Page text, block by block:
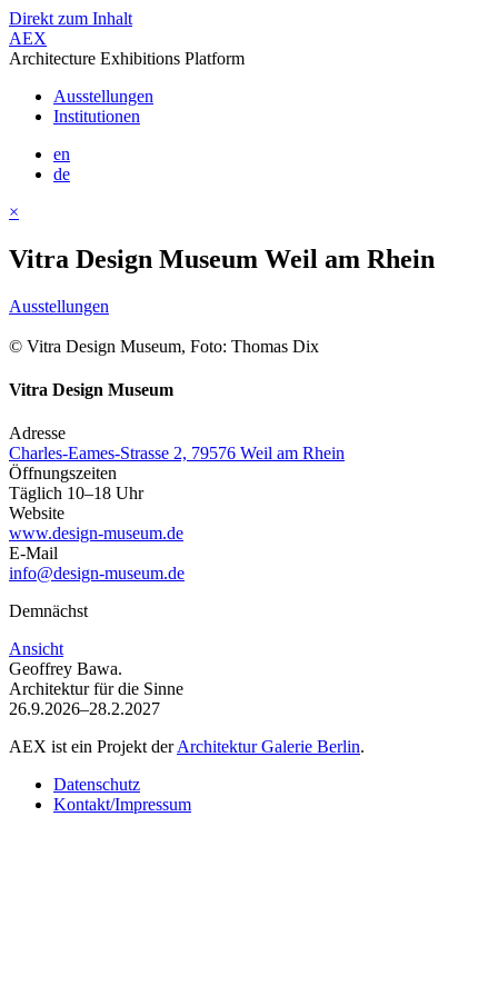
Direkt zum Inhalt
AEX
Architecture Exhibitions Platform
Ausstellungen
Institutionen
en
de
×
Vitra Design Museum Weil am Rhein
Ausstellungen
© Vitra Design Museum, Foto: Thomas Dix
Vitra Design Museum
Adresse
Charles-Eames-Strasse 2, 79576 Weil am Rhein
Öffnungszeiten
Täglich 10–18 Uhr
Website
www.design-museum.de
E-Mail
info@design-museum.de
Demnächst
Ansicht
Geoffrey Bawa.
Architektur für die Sinne
26.9.2026–28.2.2027
AEX ist ein Projekt derArchitektur Galerie Berlin.
Datenschutz
Kontakt/Impressum